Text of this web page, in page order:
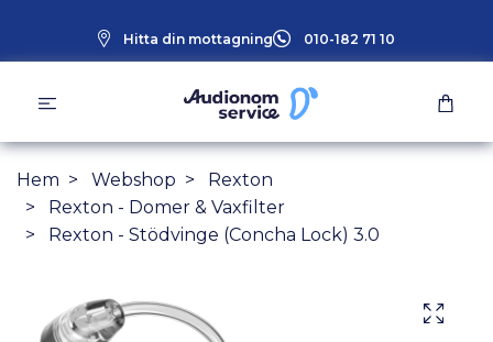
Hitta din mottagning 010-182 71 10
Hem Webshop
Rexton
Rexton - Domer & Vaxfilter
Rexton - Stödvinge (Concha Lock) 3.0